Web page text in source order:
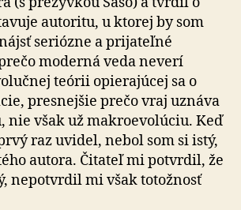
autoritu, u ktorej by som
seriózne a prijateľné
moderná veda neverí
teórii opierajúcej sa o
presnejšie prečo vraj uznáva
nie však už makroevolúciu. Keď
raz uvidel, nebol som si istý,
autora. Čitateľ mi potvrdil, že
nepotvrdil mi však totožnosť